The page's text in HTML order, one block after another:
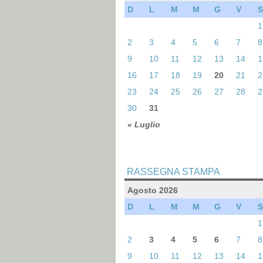
D L M M G V S
« Luglio
1
2
3 4 5 6 7
8
9
10 11 12 13 14
16
17 18 19 20 21
23
24 25 26 27 28
30
31
RASSEGNA STAMPA
Agosto 2026
D
L M M G V
S
1
2
3 4 5 6 7
8
9
10 11 12 13 14